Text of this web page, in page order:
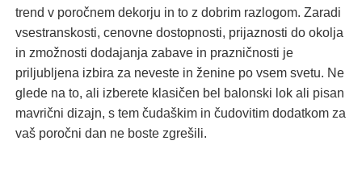
trend v poročnem dekorju in to z dobrim razlogom. Zaradi
vsestranskosti, cenovne dostopnosti, prijaznosti do okolja
in zmožnosti dodajanja zabave in prazničnosti je
priljubljena izbira za neveste in ženine po vsem svetu. Ne
glede na to, ali izberete klasičen bel balonski lok ali pisan
mavrični dizajn, s tem čudaškim in čudovitim dodatkom za
vaš poročni dan ne boste zgrešili.